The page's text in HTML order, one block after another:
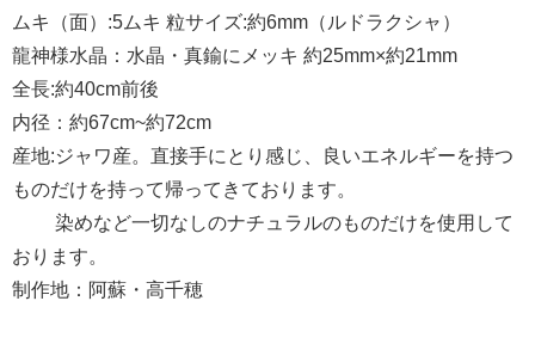
ムキ（面）:5ムキ 粒サイズ:約6mm（ルドラクシャ）
龍神様水晶：水晶・真鍮にメッキ 約25mm×約21mm
全長:約40cm前後
内径：約67cm~約72cm
産地:ジャワ産。直接手にとり感じ、良いエネルギーを持つ
ものだけを持って帰ってきております。
染めなど一切なしのナチュラルのものだけを使用して
おります。
制作地：阿蘇・高千穂